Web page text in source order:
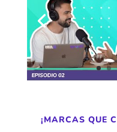
¡MARCAS QUE